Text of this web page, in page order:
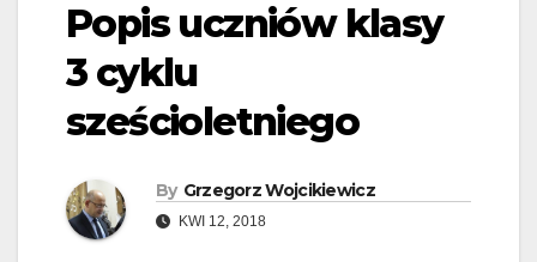
Popis uczniów klasy
3 cyklu
sześcioletniego
By Grzegorz Wojcikiewicz
KWI 12, 2018